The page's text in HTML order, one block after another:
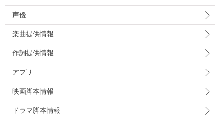
声優
楽曲提供情報
作詞提供情報
アプリ
映画脚本情報
ドラマ脚本情報